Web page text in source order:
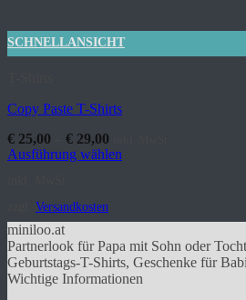
SCHNELLANSICHT
Copy Paste T-Shirts
€ 25,00 € 29,00
Ausführung wählen
weist
mehrere
Varianten
auf.
Die
Optionen
Versandkosten
miniloo.at
Partnerlook für Papa mit Sohn oder
Geburtstags-T-Shirts, Geschenke für
Wichtige Informationen